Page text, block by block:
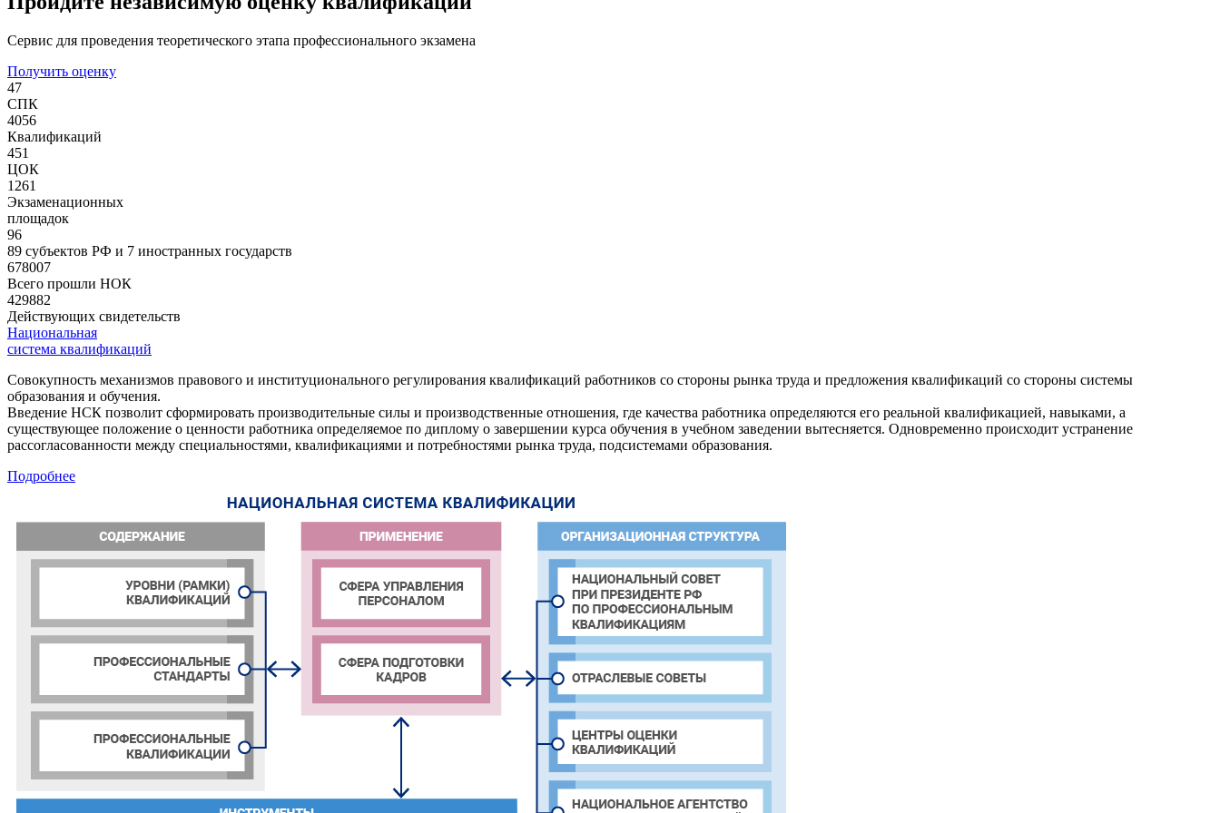
Сервис для проведения теоретического этапа профессионального экзамена
Получить оценку
47
СПК
4056
Квалификаций
451
ЦОК
1261
Экзаменационных
площадок
96
89 субъектов РФ и 7 иностранных государств
678007
Всего прошли НОК
429882
Действующих свидетельств
Национальная
система квалификаций
Совокупность механизмов правового и институционального регулирования квалификаций работников со стороны рынка труда и предложения квалификаций со стороны системы
образования и обучения.
Введение НСК позволит сформировать производительные силы и производственные отношения, где качества работника определяются его реальной квалификацией, навыками, а
существующее положение о ценности работника определяемое по диплому о завершении курса обучения в учебном заведении вытесняется. Одновременно происходит устранение
рассогласованности между специальностями, квалификациями и потребностями рынка труда, подсистемами образования.
Подробнее